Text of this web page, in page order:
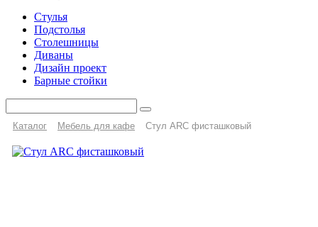
Стулья
Подстолья
Столешницы
Диваны
Дизайн проект
Барные стойки
Каталог Мебель для кафе Стул ARC фисташковый